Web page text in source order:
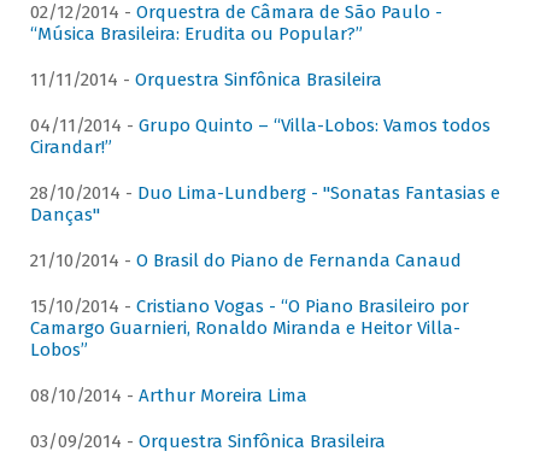
02/12/2014 - Orquestra de Câmara de São Paulo -
“Música Brasileira: Erudita ou Popular?”
11/11/2014 - Orquestra Sinfônica Brasileira
04/11/2014 - Grupo Quinto – “Villa-Lobos: Vamos todos
Cirandar!”
28/10/2014 - Duo Lima-Lundberg - "Sonatas Fantasias e
Danças"
21/10/2014 - O Brasil do Piano de Fernanda Canaud
15/10/2014 - Cristiano Vogas - “O Piano Brasileiro por
Camargo Guarnieri, Ronaldo Miranda e Heitor Villa-
Lobos”
08/10/2014 - Arthur Moreira Lima
03/09/2014 - Orquestra Sinfônica Brasileira